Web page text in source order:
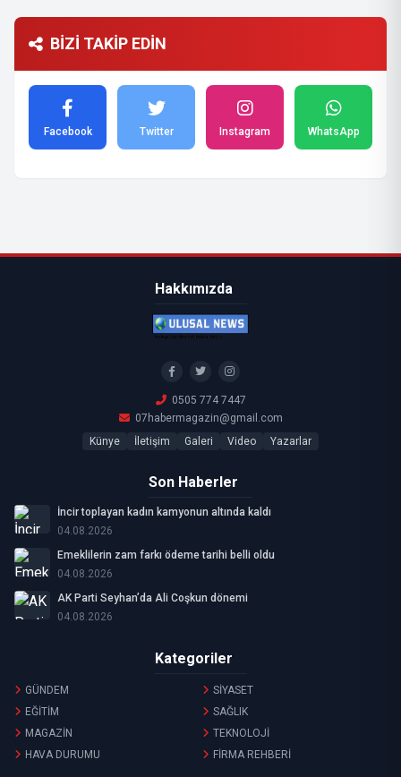
BİZİ TAKİP EDİN
Facebook Twitter Instagram WhatsApp
Hakkımızda
0505 774 7447
07habermagazin@gmail.com
Künye
İletişim Galeri Video Yazarlar
Son Haberler
İncir toplayan kadın kamyonun altında kaldı
04.08.2026
Emeklilerin zam farkı ödeme tarihi belli oldu
04.08.2026
AK Parti Seyhan’da Ali Coşkun dönemi
04.08.2026
Kategoriler
GÜNDEM
SİYASET
EĞİTİM
SAĞLIK
MAGAZİN
TEKNOLOJİ
HAVA DURUMU
FİRMA REHBERİ